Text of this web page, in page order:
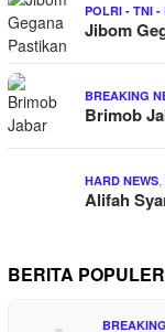
POLRI - TNI -
Jibom
BREAKING
Brimob
HARD NEWS
Alifah
BERITA POPULER